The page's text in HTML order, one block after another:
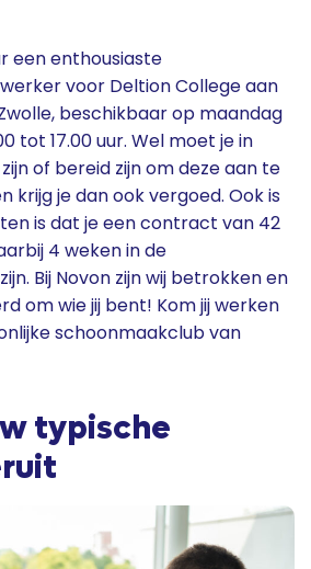
een enthousiaste
voor Deltion College aan
beschikbaar op maandag
tot 17.00 uur. Wel moet je in
of bereid zijn om deze aan te
krijg je dan ook vergoed. Ook is
is dat je een contract van 42
4 weken in de
Bij Novon zijn wij betrokken en
om wie jij bent! Kom jij werken
schoonmaakclub van
typische